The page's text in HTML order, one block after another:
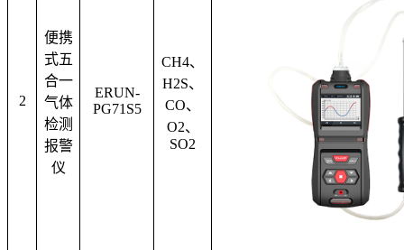
2
便携
式五
合一
气体
检测
报警
仪
ERUN-
PG71S5
CH4、
H2S、
CO、
O2、
SO2